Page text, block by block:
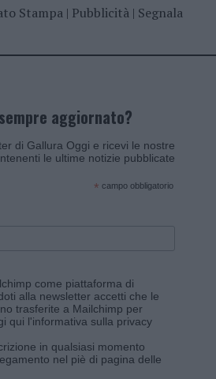
Stampa| Pubblicità| Segnala
aggiornato?
di Gallura Oggi e ricevi le nostre
le ultime notizie pubblicate
* campo obbligatorio
come piattaforma di
alla newsletter accetti che le
trasferite a Mailchimp per
qui l'informativa sulla privacy
in qualsiasi momento
nel piè di pagina delle